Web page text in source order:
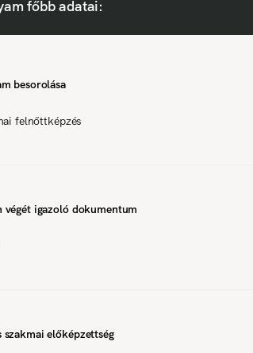
főbb adatai:
besorolása
felnőttképzés
végét igazoló dokumentum
szakmai előképzettség